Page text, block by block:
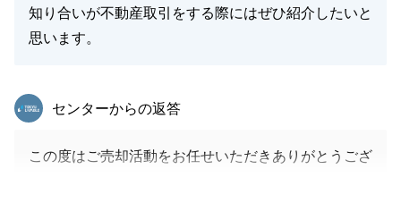
知り合いが不動産取引をする際にはぜひ紹介したいと
思います。
東急リバブル
センターからの返答
この度はご売却活動をお任せいただきありがとうござ